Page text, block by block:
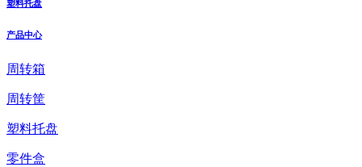
塑料托盘
产品中心
周转箱
周转筐
塑料托盘
零件盒